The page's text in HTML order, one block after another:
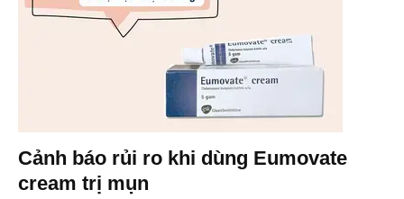
Cảnh báo rủi ro khi dùng Eumovate
cream trị mụn